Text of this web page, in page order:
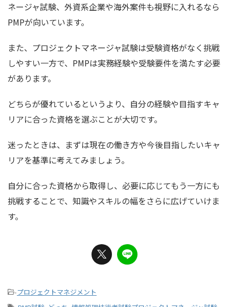
ネージャ試験、外資系企業や海外案件も視野に入れるなら
PMPが向いています。
また、プロジェクトマネージャ試験は受験資格がなく挑戦
しやすい一方で、PMPは実務経験や受験要件を満たす必要
があります。
どちらが優れているというより、自分の経験や目指すキャ
リアに合った資格を選ぶことが大切です。
迷ったときは、まずは現在の働き方や今後目指したいキャ
リアを基準に考えてみましょう。
自分に合った資格から取得し、必要に応じてもう一方にも
挑戦することで、知識やスキルの幅をさらに広げていけま
す。
-プロジェクトマネジメント